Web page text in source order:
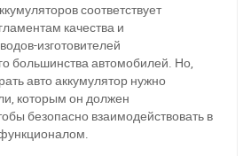
соответствует
качества и
изготовителей
большинства автомобилей. Но,
авто аккумулятор нужно
которым он должен
безопасно взаимодействовать в